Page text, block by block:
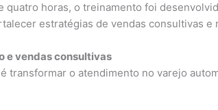
quatro horas, o treinamento foi
estratégias de vendas consultivas
e vendas consultivas
transformar o atendimento no varejo